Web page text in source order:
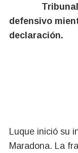
defensivo
declaración.
Luque inició su
Maradona. La